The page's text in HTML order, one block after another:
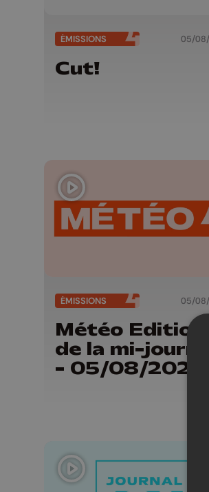
ÉMISSIONS 05/
Cut!
ÉMISSIONS 05/
Météo Edition
de la mi-
- 05/08/2026